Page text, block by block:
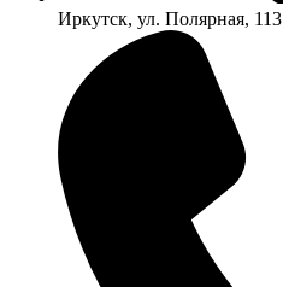
Иркутск, ул. Полярная, 113